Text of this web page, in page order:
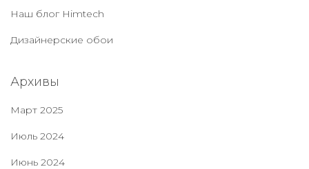
Наш блог Нimtech
Дизайнерские обои
Архивы
Март 2025
Июль 2024
Июнь 2024